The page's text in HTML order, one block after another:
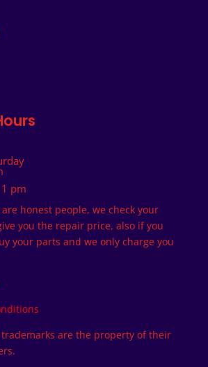
pm
are honest people, we check your
you the repair price, also if you
your parts and we only charge you
are the property of their